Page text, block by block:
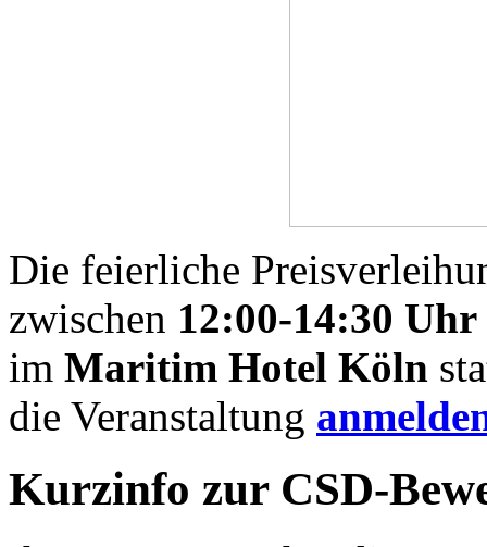
Die feierliche
zwischen 12:00-14:30 Uhr
im Maritim Hotel Köln
die Veranstaltung
Kurzinfo zur CSD-